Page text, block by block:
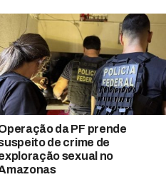
da PF prende
de crime de
sexual no